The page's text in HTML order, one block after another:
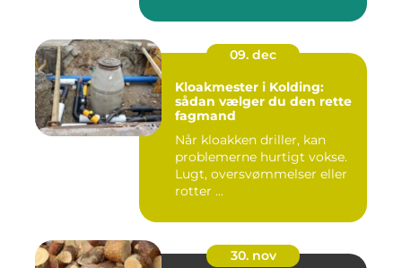
09. dec
Kloakmester i Kolding:
sådan vælger du den rette
fagmand
Når kloakken driller, kan
problemerne hurtigt vokse.
Lugt, oversvømmelser eller
rotter ...
30. nov